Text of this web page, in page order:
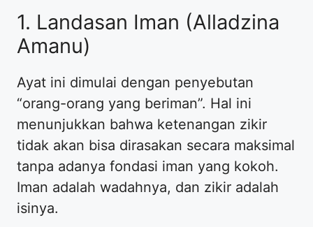
1. Landasan Iman (Alladzina
Amanu)
Ayat ini dimulai dengan penyebutan
“orang-orang yang beriman”. Hal ini
menunjukkan bahwa ketenangan zikir
tidak akan bisa dirasakan secara maksimal
tanpa adanya fondasi iman yang kokoh.
Iman adalah wadahnya, dan zikir adalah
isinya.